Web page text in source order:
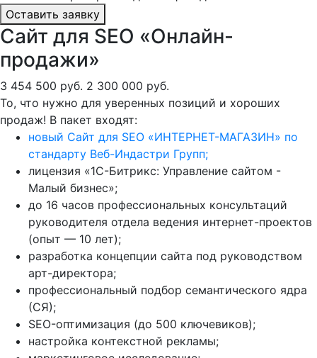
Оставить заявку
Сайт для SEO «Онлайн-
продажи»
3 454 500 руб. 2 300 000 руб.
То, что нужно для уверенных позиций и хороших
продаж! В пакет входят:
новый Сайт для SEO «ИНТЕРНЕТ-МАГАЗИН» по
стандарту Веб-Индастри Групп;
лицензия «1С-Битрикс: Управление сайтом -
Малый бизнес»;
до 16 часов профессиональных консультаций
руководителя отдела ведения интернет-проектов
(опыт — 10 лет);
разработка концепции сайта под руководством
арт-директора;
профессиональный подбор семантического ядра
(СЯ);
SEO-оптимизация (до 500 ключевиков);
настройка контекстной рекламы;